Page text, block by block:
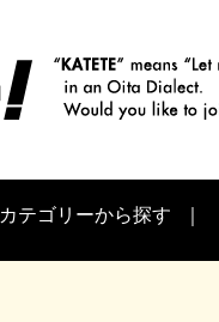
カテゴリーから探す